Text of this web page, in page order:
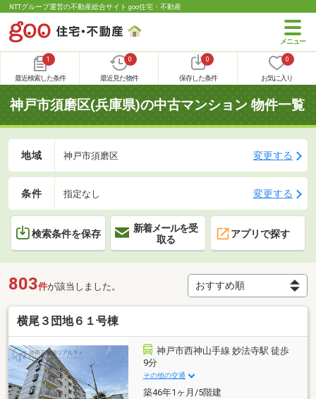
NTTグループ運営の不動産総合サイト goo住宅・不動産
1
最近検索した条件
0
最近見た物件
0
保存した条件
0
お気に入り
神戸市須磨区(兵庫県)の中古マンション 物件一覧
地域 神戸市須磨区 変更する
条件 指定なし 変更する
検索条件を保存
新着メールを受
取る
アプリで探す
803件が該当しました。
横尾３団地６１号棟
神戸市西神山手線 妙法寺駅 徒歩
9分
その他の交通
築46年1ヶ月/5階建